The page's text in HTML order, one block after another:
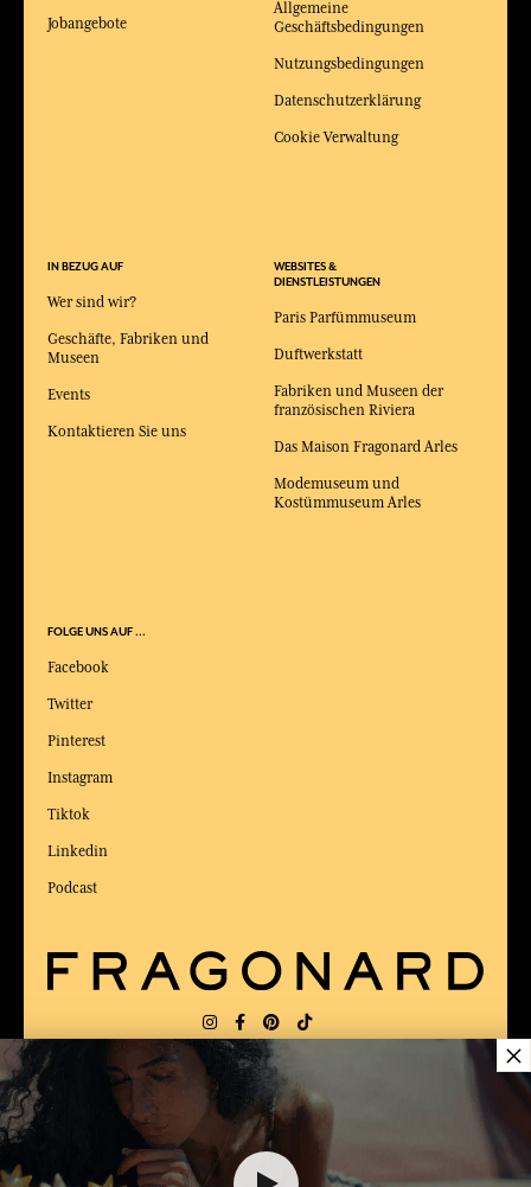
Allgemeine
Geschäftsbedingungen
Nutzungsbedingungen
Datenschutzerklärung
Cookie Verwaltung
WEBSITES &
DIENSTLEISTUNGEN
Paris Parfümmuseum
Duftwerkstatt
Fabriken und Museen der
französischen Riviera
Das Maison Fragonard Arles
Modemuseum und
Kostümmuseum Arles
IN BEZUG AUF
Wer sind wir?
Geschäfte, Fabriken und
Museen
Events
Kontaktieren Sie uns
FOLGE UNS AUF ...
Facebook
Twitter
Pinterest
Instagram
Tiktok
Linkedin
Podcast
Jobangebote
LIEFERUNG: SPRACHE:
×